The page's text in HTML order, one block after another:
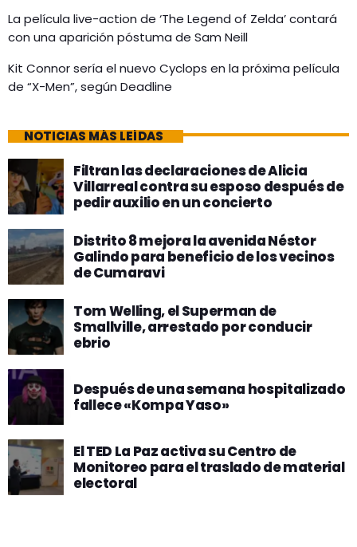
La película live-action de ‘The Legend of Zelda’ contará
con una aparición póstuma de Sam Neill
Kit Connor sería el nuevo Cyclops en la próxima película
de “X-Men”, según Deadline
NOTICIAS MÁS LEÍDAS
Filtran las declaraciones de Alicia
Villarreal contra su esposo después de
pedir auxilio en un concierto
Distrito 8 mejora la avenida Néstor
Galindo para beneficio de los vecinos
de Cumaravi
Tom Welling, el Superman de
Smallville, arrestado por conducir
ebrio
Después de una semana hospitalizado
fallece «Kompa Yaso»
El TED La Paz activa su Centro de
Monitoreo para el traslado de material
electoral